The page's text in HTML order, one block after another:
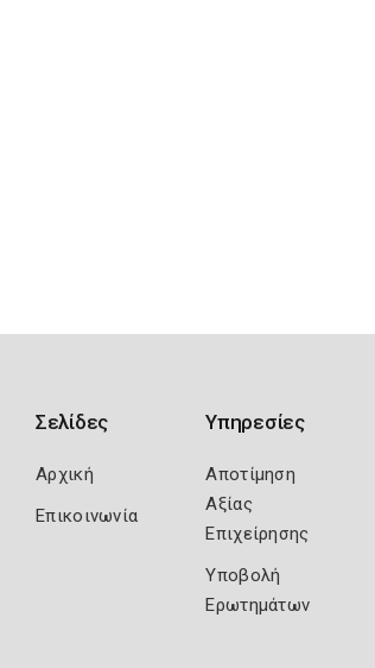
Σελίδες
Αρχική
Επικοινωνία
Υπηρεσίες
Αποτίμηση
Αξίας
Επιχείρησης
Υποβολή
Ερωτημάτων